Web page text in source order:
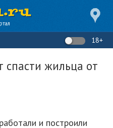
18+
жильца от
и построили